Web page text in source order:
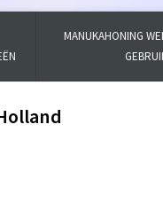
MANUKAHONING